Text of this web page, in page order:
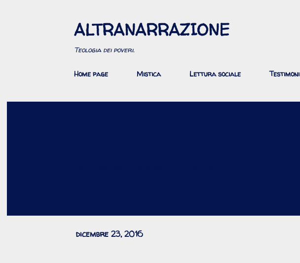
ALTRANARRAZIONE
Teologia dei poveri.
Home page Mistica Lettura sociale Testimoni
dicembre 23, 2016